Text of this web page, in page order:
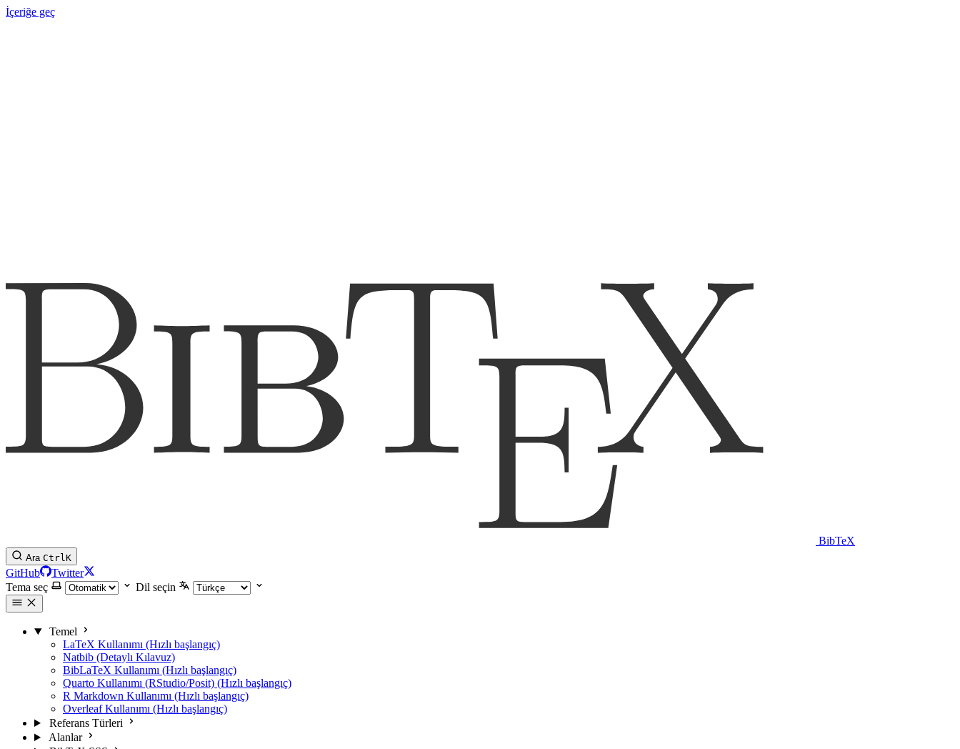
İçeriğe geç
BibTeX
Ara CtrlK
GitHub
Twitter
Tema seç
Dil seçin
Temel
LaTeX Kullanımı (Hızlı başlangıç)
Natbib (Detaylı Kılavuz)
BibLaTeX Kullanımı (Hızlı başlangıç)
Quarto Kullanımı (RStudio/Posit) (Hızlı başlangıç)
R Markdown Kullanımı (Hızlı başlangıç)
Overleaf Kullanımı (Hızlı başlangıç)
Referans Türleri
Alanlar